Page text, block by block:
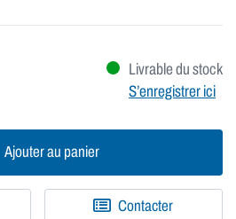
Livrable du stock
S’enregistrer ici
Ajouter au panier
Contacter